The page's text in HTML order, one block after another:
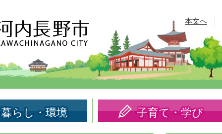
本文へ
暮らし・環境 子育て・学び